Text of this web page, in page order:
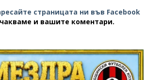
страницата ни във Facebook
и вашите коментари.